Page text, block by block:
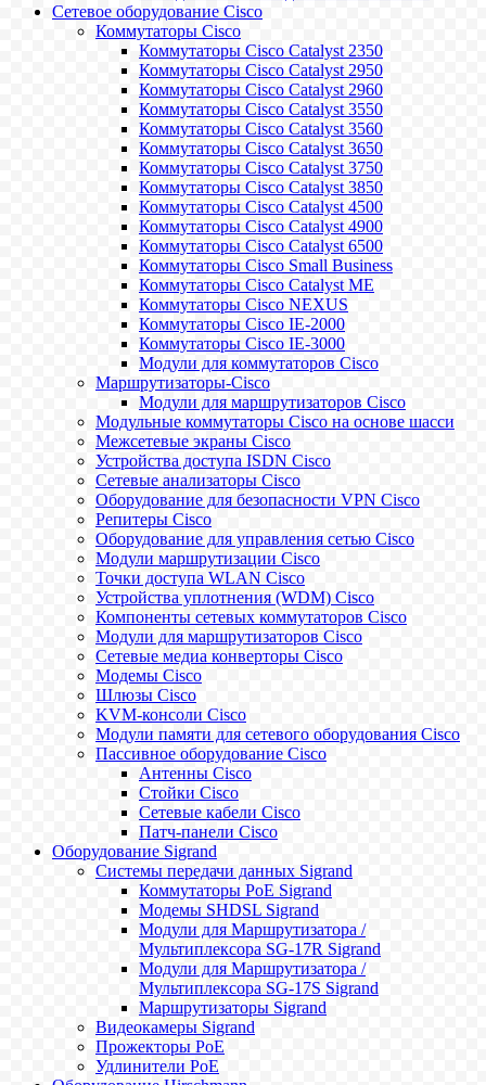
Сетевое оборудование Cisco
Коммутаторы Cisco
Коммутаторы Cisco Catalyst 2350
Коммутаторы Cisco Catalyst 2950
Коммутаторы Cisco Catalyst 2960
Коммутаторы Cisco Catalyst 3550
Коммутаторы Cisco Catalyst 3560
Коммутаторы Cisco Catalyst 3650
Коммутаторы Cisco Catalyst 3750
Коммутаторы Cisco Catalyst 3850
Коммутаторы Cisco Catalyst 4500
Коммутаторы Cisco Catalyst 4900
Коммутаторы Cisco Catalyst 6500
Коммутаторы Cisco Small Business
Коммутаторы Cisco Catalyst ME
Коммутаторы Cisco NEXUS
Коммутаторы Cisco IE-2000
Коммутаторы Cisco IE-3000
Модули для коммутаторов Cisco
Маршрутизаторы-Cisco
Модули для маршрутизаторов Cisco
Модульные коммутаторы Cisco на основе шасси
Межсетевые экраны Cisco
Устройства доступа ISDN Cisco
Сетевые анализаторы Cisco
Оборудование для безопасности VPN Cisco
Репитеры Cisco
Оборудование для управления сетью Cisco
Модули маршрутизации Cisco
Точки доступа WLAN Cisco
Устройства уплотнения (WDM) Cisco
Компоненты сетевых коммутаторов Cisco
Модули для маршрутизаторов Cisco
Сетевые медиа конверторы Cisco
Модемы Cisco
Шлюзы Cisco
KVM-консоли Cisco
Модули памяти для сетевого оборудования Cisco
Пассивное оборудование Cisco
Антенны Cisco
Стойки Cisco
Сетевые кабели Cisco
Патч-панели Cisco
Оборудование Sigrand
Системы передачи данных Sigrand
Коммутаторы PoE Sigrand
Модемы SHDSL Sigrand
Модули для Маршрутизатора /
Мультиплексора SG-17R Sigrand
Модули для Маршрутизатора /
Мультиплексора SG-17S Sigrand
Маршрутизаторы Sigrand
Видеокамеры Sigrand
Прожекторы PoE
Удлинители PoE